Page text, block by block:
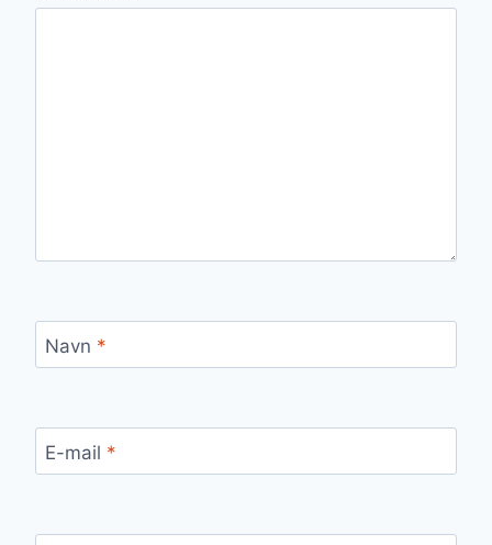
Navn *
E-mail *